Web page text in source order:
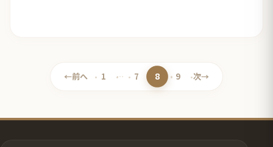
←前へ
ペ
1 …
ペ
7
ペ
8
ペ
9 次→